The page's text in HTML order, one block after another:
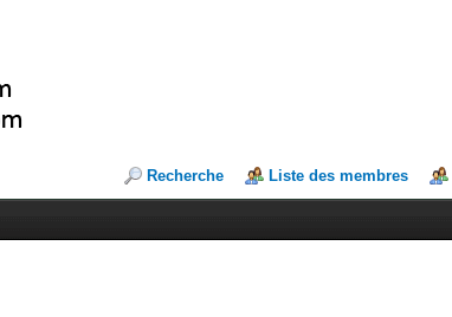
Recherche Liste des membres